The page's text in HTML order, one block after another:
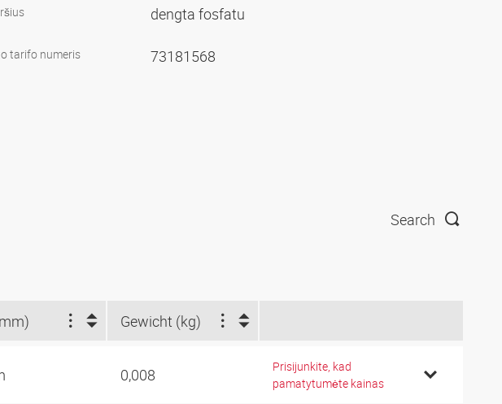
dengta fosfatu
tarifo numeris 73181568
Search
Gewicht (kg)
0,008
Prisijunkite, kad
pamatytumėte kainas